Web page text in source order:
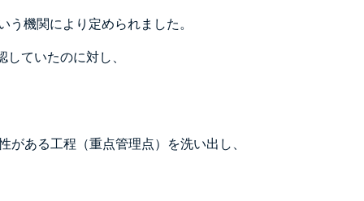
機関により定められました。
ていたのに対し、
ある工程（重点管理点）を洗い出し、